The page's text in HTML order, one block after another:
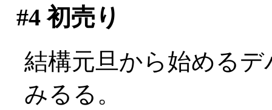
#4初売り
結構元旦から始める
みるる。